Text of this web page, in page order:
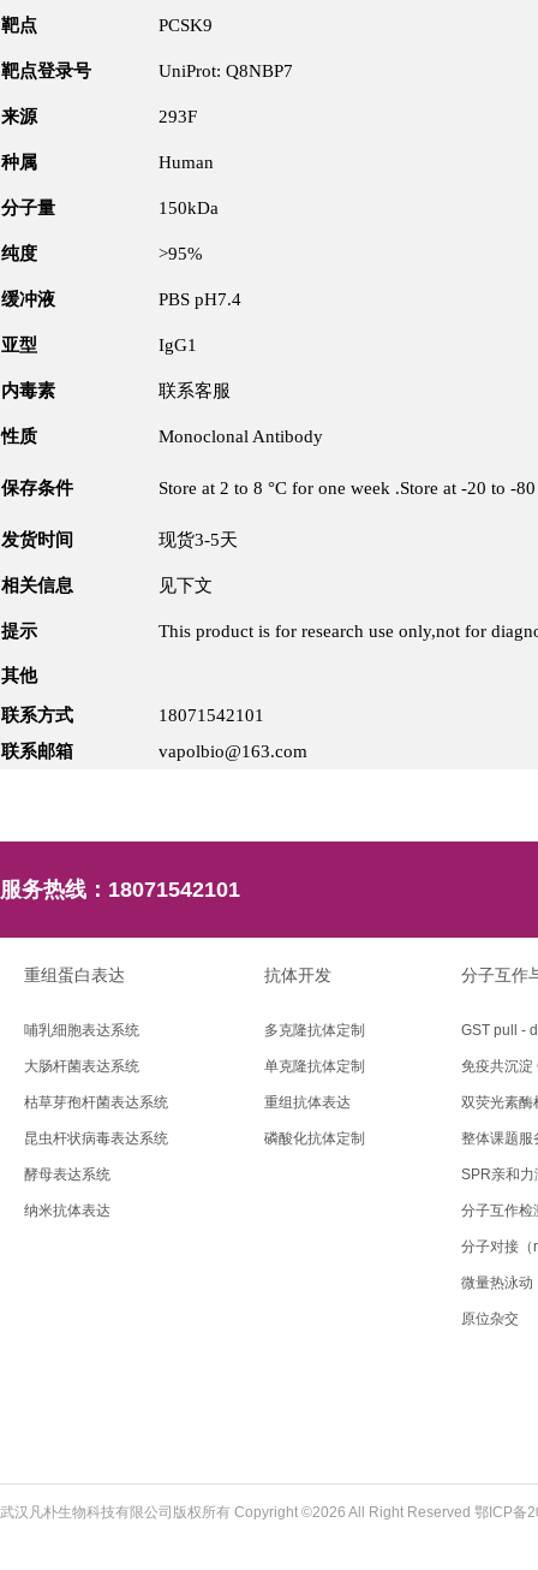
靶点 PCSK9
靶点登录号 UniProt: Q8NBP7
来源 293F
种属 Human
分子量 150kDa
纯度 >95%
缓冲液 PBS pH7.4
亚型 IgG1
内毒素 联系客服
性质 Monoclonal Antibody
保存条件 Store at 2 to 8 °C for one week .Store at -20 to -
发货时间 现货3-5天
相关信息 见下文
提示 This product is for research use only,not for
其他
联系方式
18071542101
联系邮箱
vapolbio@163.com
服务热线： 18071542101
重组蛋白表达
哺乳细胞表达系统
大肠杆菌表达系统
枯草芽孢杆菌表达系统
昆虫杆状病毒表达系统
酵母表达系统
纳米抗体表达
抗体开发
多克隆抗体定制
单克隆抗体定制
重组抗体表达
磷酸化抗体定制
分子互作
GST pull -
免疫共沉淀
双荧光素酶
整体课题服
SPR亲和力
分子互作检
分子对接
微量热泳动
原位杂交
武汉凡朴生物科技有限公司版权所有 Copyright ©2026 All Right Reserved 鄂ICP备